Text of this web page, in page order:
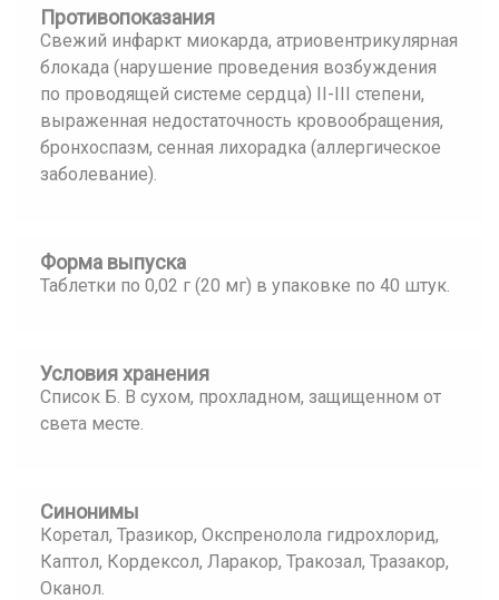
Противопоказания
Свежий инфаркт миокарда, атриовентрикулярная
блокада (нарушение проведения возбуждения
по проводящей системе сердца) II-III степени,
выраженная недостаточность кровообращения,
бронхоспазм, сенная лихорадка (аллергическое
заболевание).
Форма выпуска
Таблетки по 0,02 г (20 мг) в упаковке по 40 штук.
Условия хранения
Список Б. В сухом, прохладном, защищенном от
света месте.
Синонимы
Коретал, Тразикор, Окспренолола гидрохлорид,
Каптол, Кордексол, Ларакор, Тракозал, Тразакор,
Оканол.